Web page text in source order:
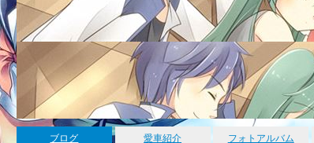
ブログ 愛車紹介 フォトアルバム